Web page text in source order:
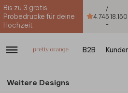
Bis zu 3 gratis
Probedrucke für deine
Hochzeit
4.74
/
5
-
18.150
B2B
Weitere Designs